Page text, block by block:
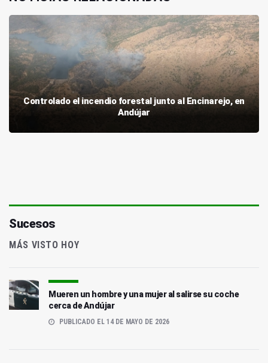
Controlado el incendio forestal junto al Encinarejo, en
Andújar
Sucesos
MÁS VISTO HOY
Mueren un hombre y una mujer al salirse su coche
cerca de Andújar
PUBLICADO EL 14 DE MAYO DE 2026